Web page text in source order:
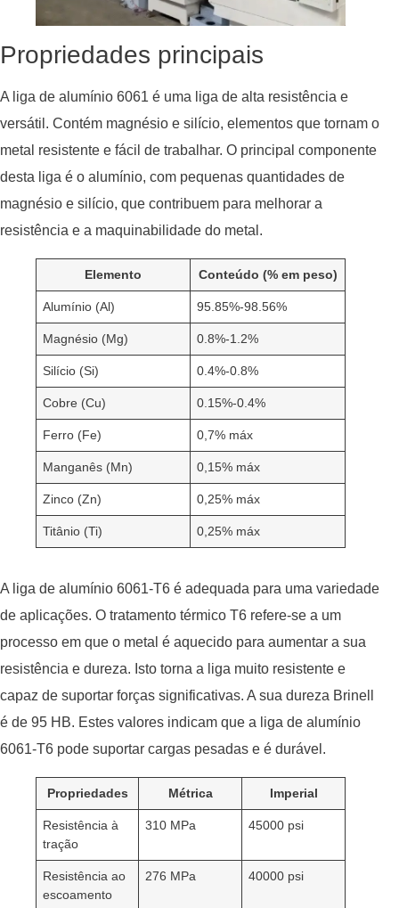
Propriedades principais
A liga de alumínio 6061 é uma liga de alta resistência e
versátil. Contém magnésio e silício, elementos que tornam o
metal resistente e fácil de trabalhar. O principal componente
desta liga é o alumínio, com pequenas quantidades de
magnésio e silício, que contribuem para melhorar a
resistência e a maquinabilidade do metal.
Elemento Conteúdo (% em peso)
Alumínio (Al) 95.85%-98.56%
Magnésio (Mg) 0.8%-1.2%
Silício (Si) 0.4%-0.8%
Cobre (Cu) 0.15%-0.4%
Ferro (Fe) 0,7% máx
Manganês (Mn) 0,15% máx
Zinco (Zn) 0,25% máx
Titânio (Ti) 0,25% máx
A liga de alumínio 6061-T6 é adequada para uma variedade
de aplicações. O tratamento térmico T6 refere-se a um
processo em que o metal é aquecido para aumentar a sua
resistência e dureza. Isto torna a liga muito resistente e
capaz de suportar forças significativas. A sua dureza Brinell
é de 95 HB. Estes valores indicam que a liga de alumínio
6061-T6 pode suportar cargas pesadas e é durável.
Propriedades Métrica Imperial
Resistência à
tração
310 MPa 45000 psi
Resistência ao
escoamento
276 MPa 40000 psi